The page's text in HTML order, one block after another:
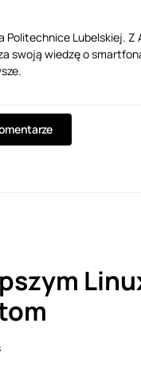
Lubelskiej. Z
swoją wiedzę o